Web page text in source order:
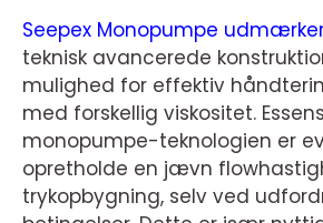
Seepex Monopumpe
teknisk avancerede
mulighed for effektiv
med forskellig viskositet.
monopumpe-teknologien er
opretholde en jævn
trykopbygning, selv ved